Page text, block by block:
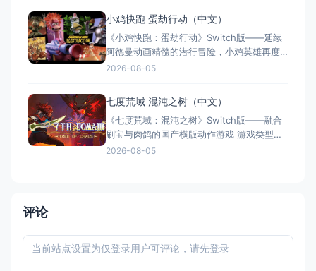
持跨平台联机与全区中文，2025年11月5日
全平台发售，Switch港服约73
小鸡快跑 蛋劫行动（中文）
《小鸡快跑：蛋劫行动》Switch版——延续
阿德曼动画精髓的潜行冒险，小鸡英雄再度
集结 游戏类型：动作冒险类（潜行 × 动作平
定名） 港台名称：落跑雞：蛋劫行動（官方
繁体中文定名） 美国名称：Chicke
2026-08-05
七度荒域 混沌之树（中文）
《七度荒域：混沌之树》Switch版——融合
刷宝与肉鸽的国产横版动作游戏 游戏类型：
动作冒险类（2D横版动作 × Roguelike × 类
2026-08-05
评论